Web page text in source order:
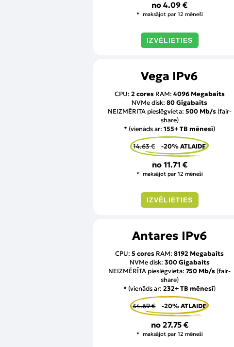
no4.09 €
maksājot par 12 mēneši
IZVĒLIETIES
Vega IPv6
CPU: 2 coresRAM: 4096 Megabaits
NVMe disk:80 Gigabaits
NEIZMĒRĪTA pieslēgvieta: 500 Mb/s(fair-
share)
* (vienāds ar:155+ TB mēnesī)
14.63 € -20% ATLAIDE
no 11.71 €
maksājot par 12 mēneši
IZVĒLIETIES
Antares IPv6
CPU:5 cores RAM:8192 Megabaits
NVMe disk: 300 Gigabaits
NEIZMĒRĪTA pieslēgvieta:750 Mb/s (fair-
share)
* (vienāds ar:232+ TB mēnesī)
34.69 € -20% ATLAIDE
no 27.75 €
maksājot par 12 mēneši